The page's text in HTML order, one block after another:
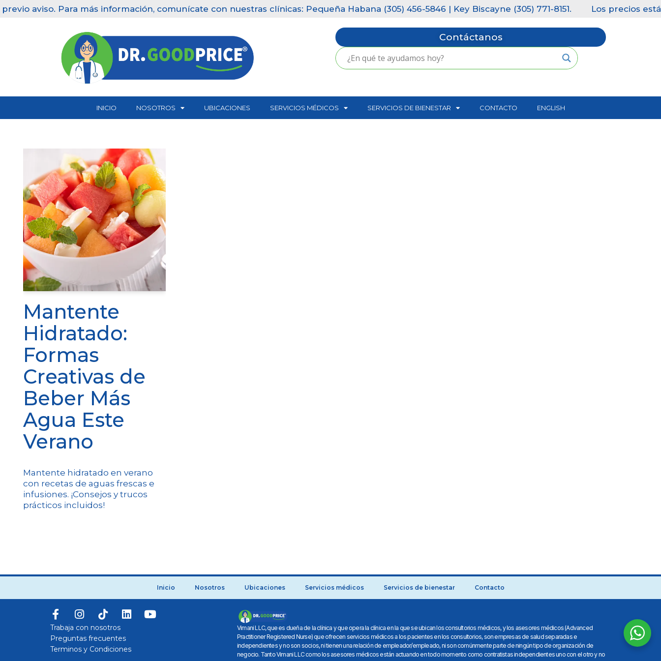
aviso. Para más información, comunícate con nuestras clínicas: Pequeña Habana (305) 456-5846 | Key Biscayne (305) 771-8151. Los precios
Contáctanos
INICIO NOSOTROS UBICACIONES SERVICIOS MÉDICOS SERVICIOS DE BIENESTAR CONTACTO ENGLISH
Mantente
Hidratado:
Formas
Creativas de
Beber Más
Agua Este
Verano
Mantente hidratado en verano
con recetas de aguas frescas e
infusiones. ¡Consejos y trucos
prácticos incluidos!
Inicio Nosotros Ubicaciones Servicios médicos Servicios de bienestar Contacto
Trabaja con nosotros
Preguntas frecuentes
Terminos y Condiciones
Vimani LLC, que es dueña de la clínica y que opera la clínica en la que se ubican los consultorios médicos, y los asesores médicos (Advanced
Practitioner Registered Nurse) que ofrecen servicios médicos a los pacientes en los consultorios, son empresas de salud separadas e
independientes y no son socios, ni tienen una relación de empleador/empleado, ni son comúnmente parte de ningún tipo de organización de
negocio. Tanto Vimani LLC como los asesores médicos están actuando en todo momento como contratistas independientes uno con el otro y no